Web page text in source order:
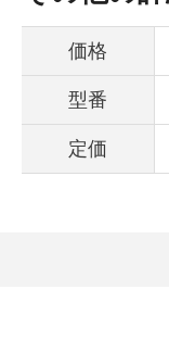
価格
型番
定価